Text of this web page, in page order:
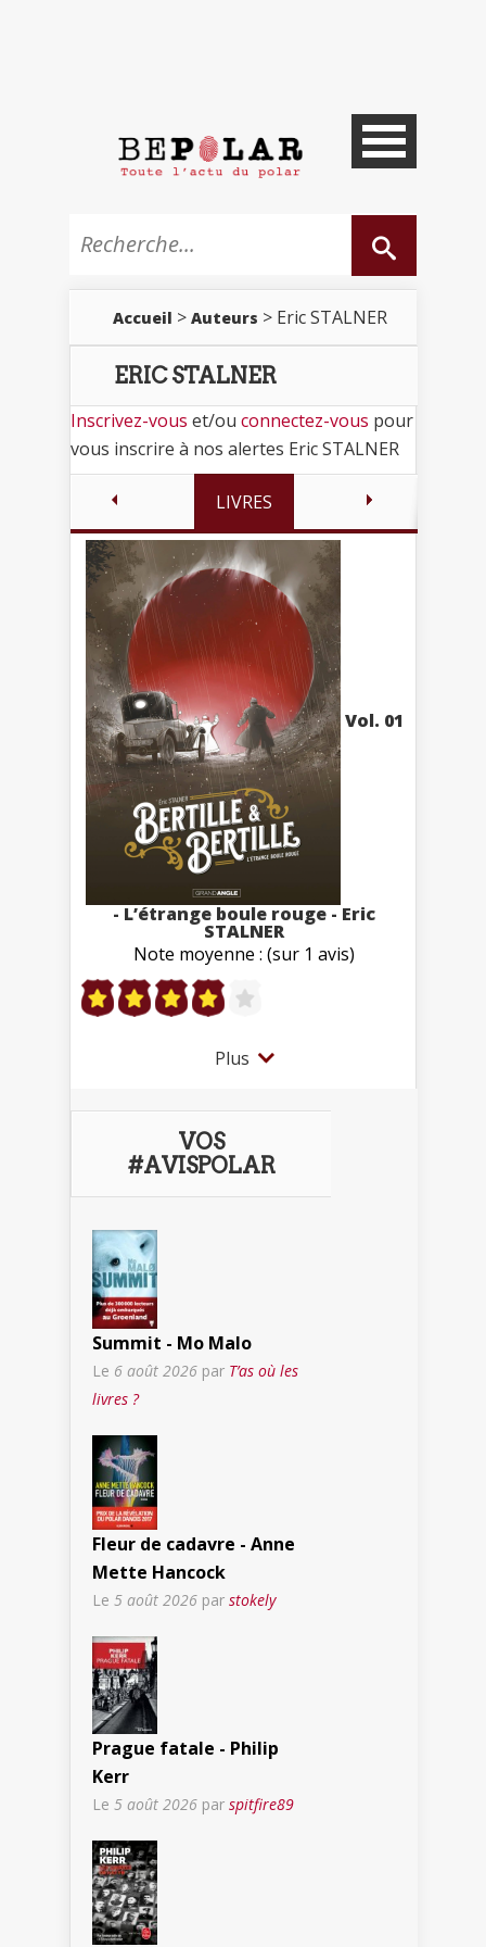
Accueil > Auteurs > Eric STALNER
ERIC STALNER
Inscrivez-vous et/ou connectez-vous pour
vous inscrire à nos alertes Eric STALNER
LIVRES
Vol. 01
- L’étrange boule rouge - Eric
STALNER
Note moyenne : (sur 1 avis)
Plus
VOS
#AVISPOLAR
Summit - Mo Malo
Le 6 août 2026 par T’as où les
livres ?
Fleur de cadavre - Anne
Mette Hancock
Le 5 août 2026 par stokely
Prague fatale - Philip
Kerr
Le 5 août 2026 par spitfire89